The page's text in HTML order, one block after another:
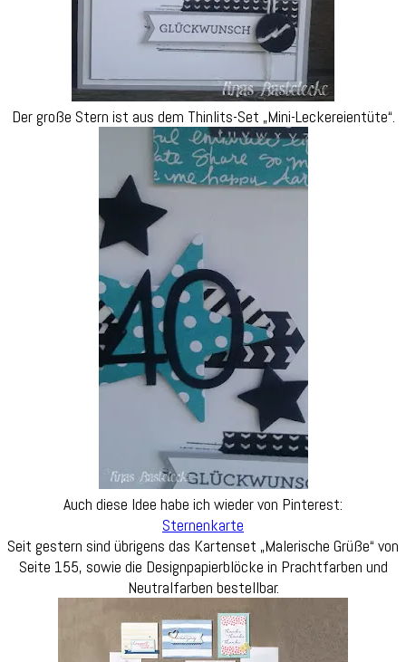
Der große Stern ist aus dem Thinlits-Set „Mini-Leckereientüte“.
Auch diese Idee habe ich wieder von Pinterest:
Sternenkarte
Seit gestern sind übrigens das Kartenset „Malerische Grüße“ von
Seite 155, sowie die Designpapierblöcke in Prachtfarben und
Neutralfarben bestellbar.